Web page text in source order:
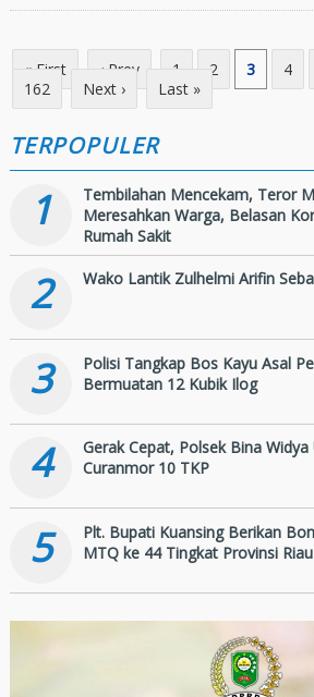
« First ‹ Prev 1 2 3 4
162
Next › Last »
TERPOPULER
1
Tembilahan Mencekam, Teror
Meresahkan Warga, Belasan
Rumah Sakit
2 Wako Lantik Zulhelmi Arifin
3
Polisi Tangkap Bos Kayu Asal
Bermuatan 12 Kubik Ilog
4
Gerak Cepat, Polsek Bina Widya
Curanmor 10 TKP
5
Plt. Bupati Kuansing Berikan
MTQ ke 44 Tingkat Provinsi Riau